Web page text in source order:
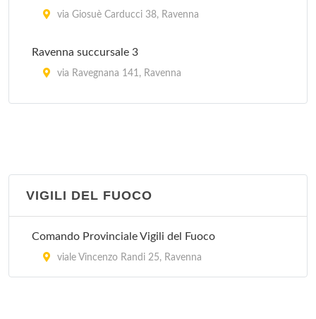
via Giosuè Carducci 38, Ravenna
Ravenna succursale 3
via Ravegnana 141, Ravenna
via Chiavica Romea 15, Ravenna
VIGILI DEL FUOCO
Comando Provinciale Vigili del Fuoco
viale Vincenzo Randi 25, Ravenna